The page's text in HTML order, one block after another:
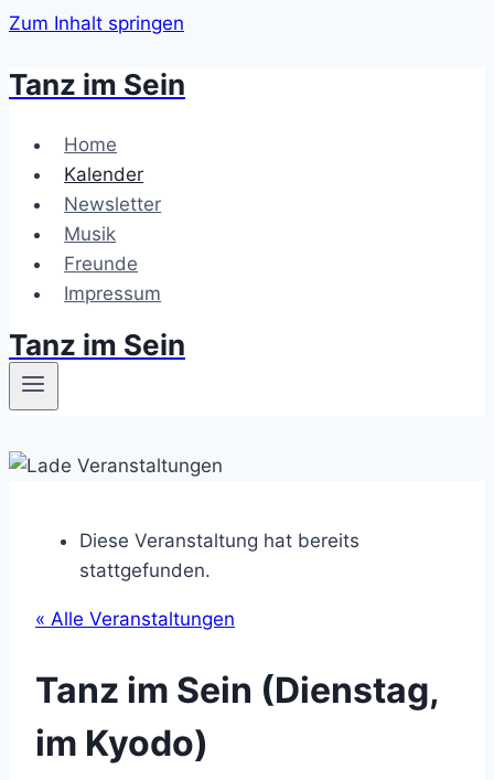
Zum Inhalt springen
Tanz im Sein
Home
Kalender
Newsletter
Musik
Freunde
Impressum
Tanz im Sein
Diese Veranstaltung hat bereits
stattgefunden.
« Alle Veranstaltungen
Tanz im Sein (Dienstag,
im Kyodo)